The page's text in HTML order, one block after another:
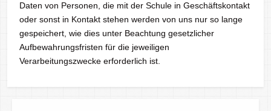
Daten von Personen, die mit der Schule in Geschäftskontakt
oder sonst in Kontakt stehen werden von uns nur so lange
gespeichert, wie dies unter Beachtung gesetzlicher
Aufbewahrungsfristen für die jeweiligen
Verarbeitungszwecke erforderlich ist.